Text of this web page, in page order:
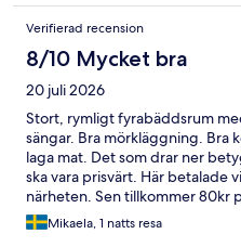
Verifierad recension
8/10 Mycket bra
20 juli 2026
Stort, rymligt fyrabäddsrum
sängar. Bra mörkläggning. Bra
laga mat. Det som drar ner
ska vara prisvärt. Här betalade
närheten. Sen tillkommer 80kr
oss). Och frukost 100 resp 70
du inte städa - 100 kr till. Då
Mikaela, 1 natts resa